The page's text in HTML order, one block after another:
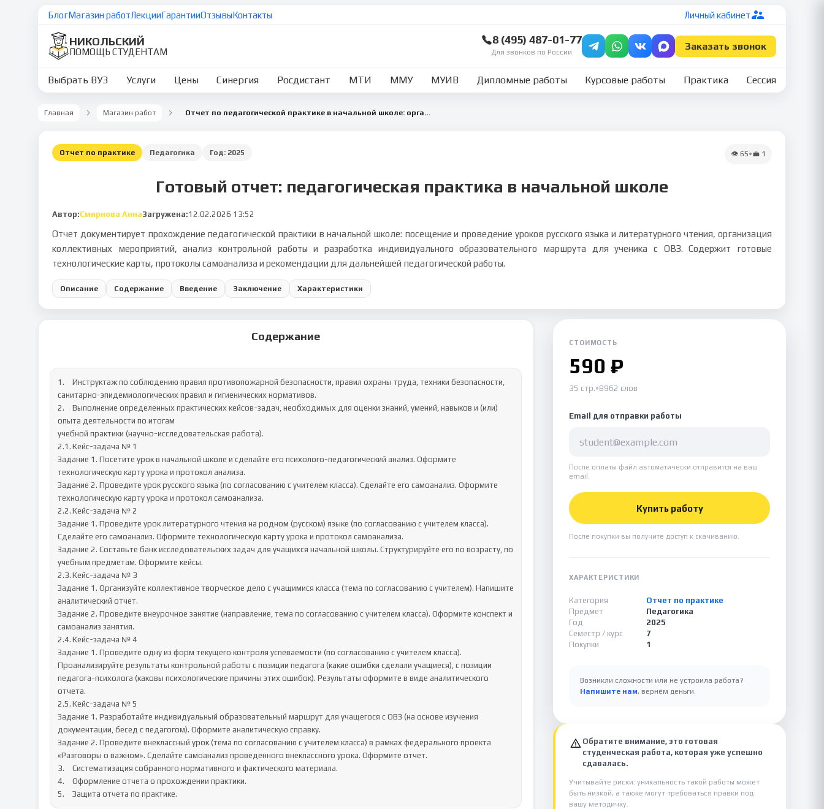
БлогМагазин работЛекцииГарантииОтзывыКонтакты Личный кабинет
НИКОЛЬСКИЙ
ПОМОЩЬ СТУДЕНТАМ
8 (495) 487-01-77
Для звонков по России
Заказать звонок
Выбрать ВУЗ Услуги Цены Синергия Росдистант МТИ ММУ МУИВ Дипломные работы Курсовые работы Практика Сессия
Главная Магазин работ Отчет по педагогической практике в начальной школе: организация уроков и воспитательной работы
Отчет по практике Педагогика Год: 2025 👁 65•💼 1
Готовый отчет: педагогическая практика в начальной школе
Автор:Смирнова АннаЗагружена:12.02.2026 13:52
Отчет документирует прохождение педагогической практики в начальной школе: посещение и проведение уроков русского языка и литературного чтения, организация
коллективных мероприятий, анализ контрольной работы и разработка индивидуального образовательного маршрута для ученика с ОВЗ. Содержит готовые
технологические карты, протоколы самоанализа и рекомендации для дальнейшей педагогической работы.
Описание Содержание Введение Заключение Характеристики
Содержание
1.	Инструктаж по соблюдению правил противопожарной безопасности, правил охраны труда, техники безопасности,
санитарно-эпидемиологических правил и гигиенических нормативов.
2.	Выполнение определенных практических кейсов-задач, необходимых для оценки знаний, умений, навыков и (или)
опыта деятельности по итогам
учебной практики (научно-исследовательская работа).
2.1.	Кейс-задача № 1
Задание 1. Посетите урок в начальной школе и сделайте его психолого-педагогический анализ. Оформите
технологическую карту урока и протокол анализа.
Задание 2. Проведите урок русского языка (по согласованию с учителем класса). Сделайте его самоанализ. Оформите
технологическую карту урока и протокол самоанализа.
2.2.	Кейс-задача № 2
Задание 1. Проведите урок литературного чтения на родном (русском) языке (по согласованию с учителем класса).
Сделайте его самоанализ. Оформите технологическую карту урока и протокол самоанализа.
Задание 2. Составьте банк исследовательских задач для учащихся начальной школы. Структурируйте его по возрасту, по
учебным предметам. Оформите кейсы.
2.3.	Кейс-задача № 3
Задание 1. Организуйте коллективное творческое дело с учащимися класса (тема по согласованию с учителем). Напишите
аналитический отчет.
Задание 2. Проведите внеурочное занятие (направление, тема по согласованию с учителем класса). Оформите конспект и
самоанализ занятия.
2.4.	Кейс-задача № 4
Задание 1. Проведите одну из форм текущего контроля успеваемости (по согласованию с учителем класса).
Проанализируйте результаты контрольной работы с позиции педагога (какие ошибки сделали учащиеся), с позиции
педагога-психолога (каковы психологические причины этих ошибок). Результаты оформите в виде аналитического
отчета.
2.5.	Кейс-задача № 5
Задание 1. Разработайте индивидуальный образовательный маршрут для учащегося с ОВЗ (на основе изучения
документации, бесед с педагогом). Оформите аналитическую справку.
Задание 2. Проведите внеклассный урок (тема по согласованию с учителем класса) в рамках федерального проекта
«Разговоры о важном». Сделайте самоанализ проведенного внеклассного урока. Оформите отчет.
3.	Систематизация собранного нормативного и фактического материала.
4.	Оформление отчета о прохождении практики.
5.	Защита отчета по практике.
СТОИМОСТЬ
590 ₽
35 стр.•8962 слов
Email для отправки работы
После оплаты файл автоматически отправится на ваш
email.
Купить работу
После покупки вы получите доступ к скачиванию.
ХАРАКТЕРИСТИКИ
Категория
Отчет по практике
Предмет
Педагогика
Год
2025
Семестр / курс
7
Покупки
1
Возникли сложности или не устроила работа?
Напишите нам, вернём деньги.
Обратите внимание, это готовая
студенческая работа, которая уже успешно
сдавалась.
Учитывайте риски: уникальность такой работы может
быть низкой, а также могут требоваться правки под
вашу методичку.